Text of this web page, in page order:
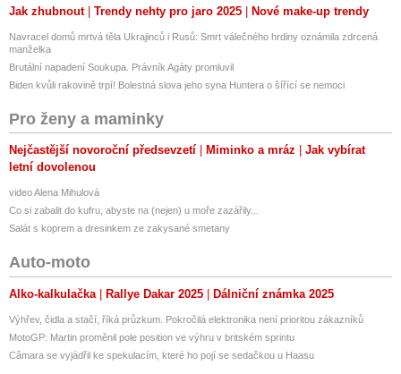
Jak zhubnout Trendy nehty pro jaro 2025 Nové make-up trendy
Navracel domů mrtvá těla Ukrajinců i Rusů: Smrt válečného hrdiny oznámila zdrcená
manželka
Brutální napadení Soukupa. Právník Agáty promluvil
Biden kvůli rakovině trpí! Bolestná slova jeho syna Huntera o šířící se nemoci
Pro ženy a maminky
Nejčastější novoroční předsevzetí Miminko a mráz
Jak vybírat
letní dovolenou
video Alena Mihulová
Co si zabalit do kufru, abyste na (nejen) u moře zazářily...
Salát s koprem a dresinkem ze zakysané smetany
Auto-moto
Alko-kalkulačka Rallye Dakar 2025 Dálniční známka 2025
Výhřev, čidla a stačí, říká průzkum. Pokročilá elektronika není prioritou zákazníků
MotoGP: Martin proměnil pole position ve výhru v britském sprintu
Câmara se vyjádřil ke spekulacím, které ho pojí se sedačkou u Haasu